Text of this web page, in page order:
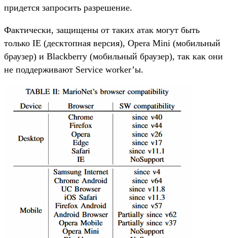
придется запросить разрешение.
Фактически, защищены от таких атак могут быть
только IE (десктопная версия), Opera Mini (мобильный
браузер) и Blackberry (мобильный браузер), так как они
не поддерживают Service worker’ы.